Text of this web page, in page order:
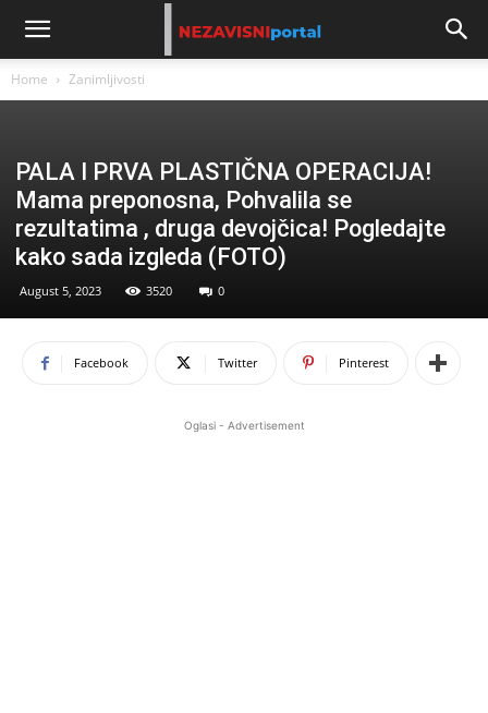
Home Zanimljivosti
PALA I PRVA PLASTIČNA OPERACIJA!
Mama preponosna, Pohvalila se
rezultatima , druga devojčica! Pogledajte
kako sada izgleda (FOTO)
August 5, 2023 3520 0
Facebook Twitter Pinterest
Oglasi - Advertisement